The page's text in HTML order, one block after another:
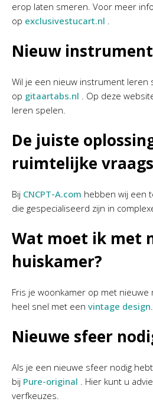
erop laten smeren. Voor meer
op exclusivestucart.nl .
Nieuw
Wil je een nieuw instrument leren
op gitaartabs.nl . Op deze
leren spelen.
De juiste
ruimtelijke
Bij CNCPT-A.com hebben wij een
die gespecialiseerd zijn in
Wat moet ik met
huiskamer?
Fris je woonkamer op met
heel snel met een vintage design.
Nieuwe sfeer
Als je een nieuwe sfeer nodig
bij Pure-original . Hier kunt u
verfkeuzes.